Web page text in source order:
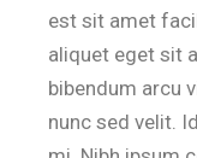
est sit amet
aliquet eget sit
bibendum arcu
nunc sed velit.